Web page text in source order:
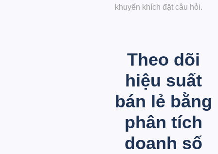
khuyến khích đặt câu hỏi.
Theo dõi
hiệu suất
bán lẻ bằng
phân tích
doanh số